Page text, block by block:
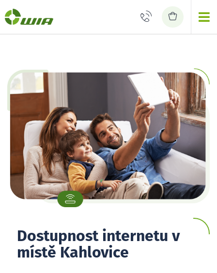
Dostupnost internetu v
místě Kahlovice